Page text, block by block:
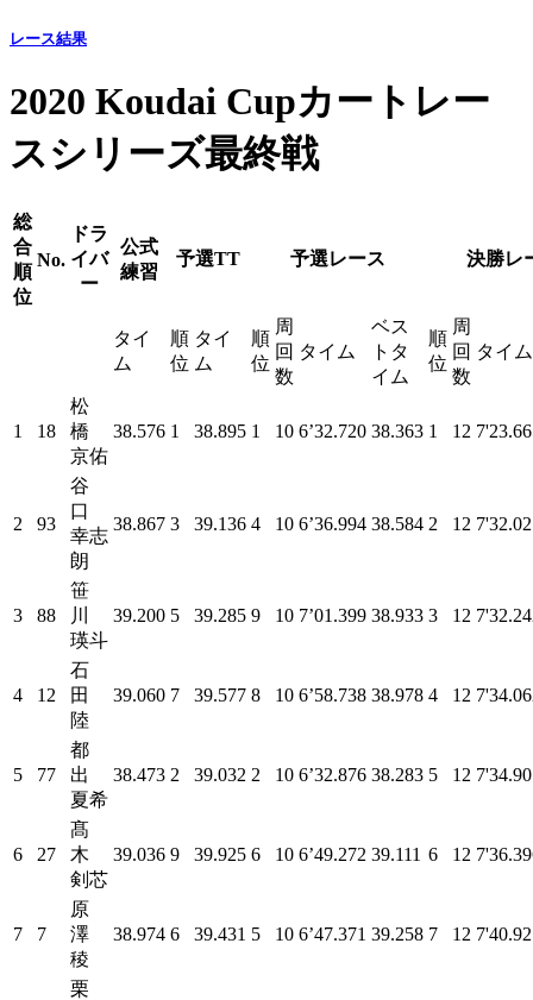
レース結果
2020 Koudai Cupカートレー
スシリーズ最終戦
総
合
順
位
No.
ドラ
イバ
ー
公式
練習
予選TT 予選レース 決勝レ
タイ
ム
順
位
タイ
ム
順
位
周
回
数
タイム
ベス
トタ
イム
順
位
周
回
数
タイム
1 18
松
橋
京佑
38.576 1 38.895 1 10 6’32.720 38.363 1 12
2 93
谷
口
幸志
朗
38.867 3 39.136 4 10 6’36.994 38.584 2 12
3 88
笹
川
瑛斗
39.200 5 39.285 9 10 7’01.399 38.933 3 12
4 12
石
田
陸
39.060 7 39.577 8 10 6’58.738 38.978 4 12
5 77
都
出
夏希
38.473 2 39.032 2 10 6’32.876 38.283 5 12
6 27
髙
木
剣芯
39.036 9 39.925 6 10 6’49.272 39.111 6 12
7 7
原
澤
稜
38.974 6 39.431 5 10 6’47.371 39.258 7 12
栗